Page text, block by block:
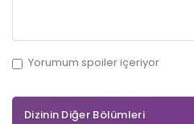
Yorumum spoileriçeriyor
Dizinin Diğer Bölümleri